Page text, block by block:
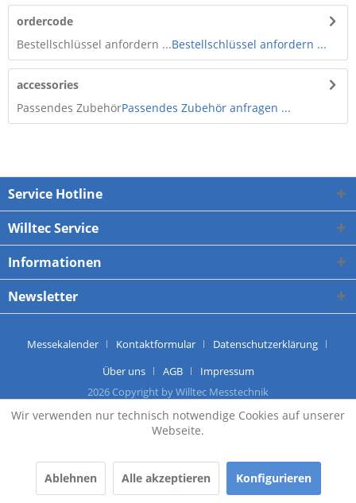
ordercode
Bestellschlüssel anfordern ...Bestellschlüssel anfordern ...
accessories
Passendes ZubehörPassendes Zubehör anfragen ...
Service Hotline
Willtec Service
Informationen
Newsletter
Messekalender Kontaktformular
Datenschutzerklärung
Über uns
AGB
Impressum
2026 Copyright by Willtec Messtechnik
Wir verwenden nur technisch notwendige Cookies auf unserer
Webseite.
Ablehnen Alle akzeptieren Konfigurieren